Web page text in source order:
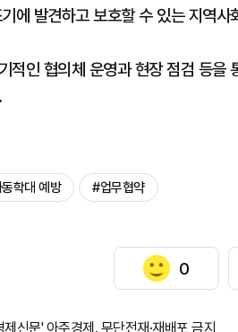
에 발견하고 보호할 수 있는 지역
적인 협의체 운영과 현장 점검 등을
학대 예방 #업무협약
0
신문' 아주경제. 무단전재·재배포 금지